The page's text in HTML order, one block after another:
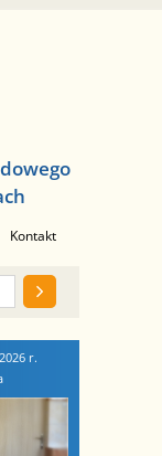
Kontakt
r.